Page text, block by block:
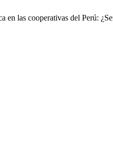
en las cooperativas del Perú: